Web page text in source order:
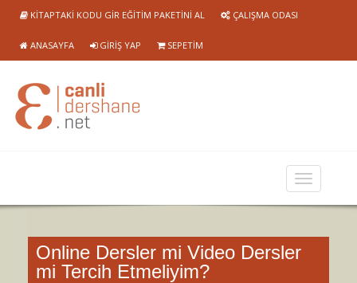
KITAPTAKI KODU GIR EĞITIM PAKETINI AL ÇALIŞMA ODASI
ANASAYFA GIRIŞ YAP SEPETIM
Online Dersler mi Video Dersler
mi Tercih Etmeliyim?